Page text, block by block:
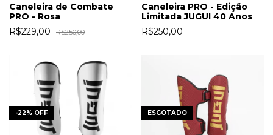
Caneleira de Combate
PRO - Rosa
R$229,00
R$250,00
Caneleira PRO - Edição
Limitada JUGUI 40 Anos
R$250,00
-22% OFF ESGOTADO